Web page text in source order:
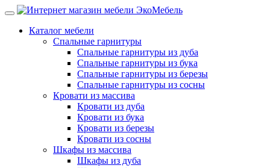
Каталог мебели
Спальные гарнитуры
Спальные гарнитуры из дуба
Спальные гарнитуры из бука
Спальные гарнитуры из березы
Спальные гарнитуры из сосны
Кровати из массива
Кровати из дуба
Кровати из бука
Кровати из березы
Кровати из сосны
Шкафы из массива
Шкафы из дуба